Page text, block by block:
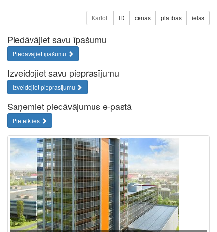
Kārtot: ID cenas platības ielas
Piedāvājiet savu īpašumu
Piedāvājiet īpašumu
Izveidojiet savu pieprasījumu
Izveidojiet pieprasījumu
Saņemiet piedāvājumus e-pastā
Pieteikties